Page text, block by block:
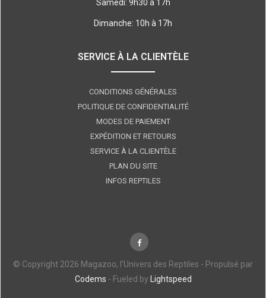
Samedi: 9h30 à 17h
Dimanche: 10h à 17h
SERVICE À LA CLIENTÈLE
CONDITIONS GÉNÉRALES
POLITIQUE DE CONFIDENTIALITÉ
MODES DE PAIEMENT
EXPÉDITION ET RETOURS
SERVICE À LA CLIENTÈLE
PLAN DU SITE
INFOS REPTILES
© Copyright 2026 Magazoo, l'Univers des Reptiles - Propulsé par
Codems - Fueled by Lightspeed